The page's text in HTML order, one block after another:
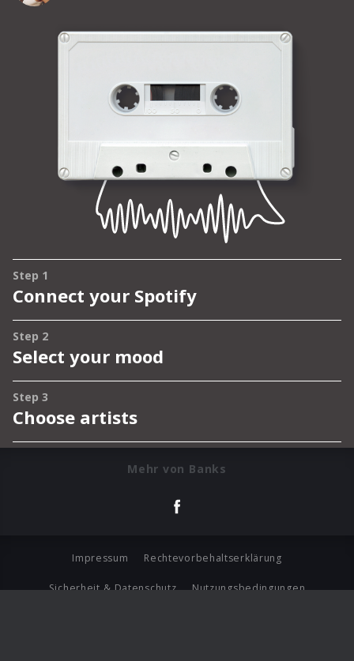
Mehr von Banks
Impressum Rechtevorbehaltserklärung
Sicherheit & Datenschutz Nutzungsbedingungen